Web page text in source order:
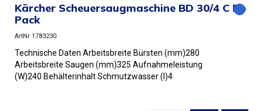
Kärcher Scheuersaugmaschine BD 30/4 C Bp
Pack
ArtNr 1783230
Technische Daten Arbeitsbreite Bürsten (mm)280
Arbeitsbreite Saugen (mm)325 Aufnahmeleistung
(W)240 Behälterinhalt Schmutzwasser (l)4